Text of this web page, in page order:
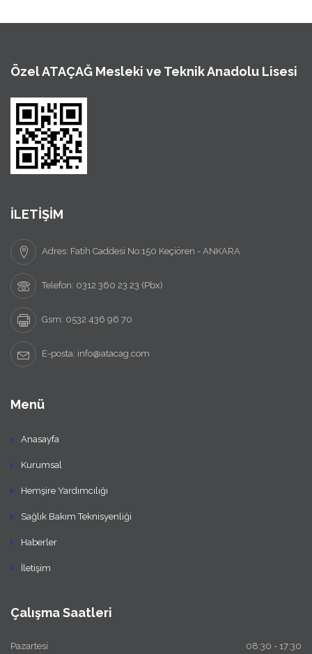
Özel ATAÇAĞ Mesleki ve Teknik Anadolu Lisesi
İLETİŞİM
Adres: Fatih Caddesi No:150 Keçiören - ANKARA
Telefon: 0312 360 23 23 (Pbx)
Gsm: 0532 436 96 70
E-posta: info@atacag.com
Menü
Anasayfa
Kurumsal
Hemşire Yardımcılığı
Sağlık Bakım Teknisyenliği
Haberler
İletişim
Çalışma Saatleri
Pazartesi 08:30 - 17:30